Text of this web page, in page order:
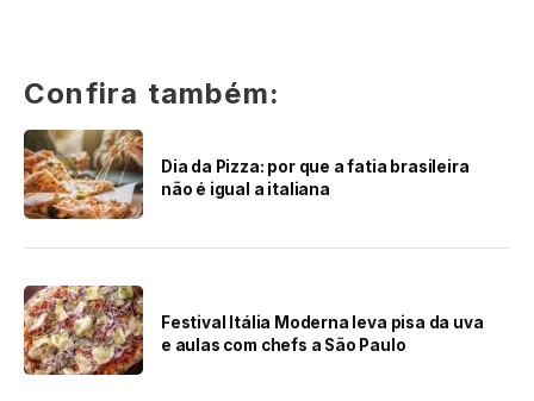
Confira também:
Dia da Pizza: por que a fatia brasileira
não é igual a italiana
Festival Itália Moderna leva pisa da uva
e aulas com chefs a São Paulo